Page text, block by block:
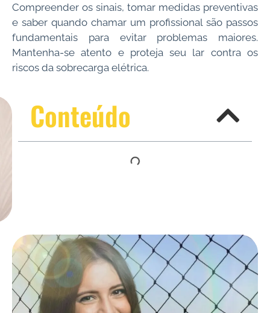
Compreender os sinais, tomar medidas preventivas
e saber quando chamar um profissional são passos
fundamentais para evitar problemas maiores.
Mantenha-se atento e proteja seu lar contra os
riscos da sobrecarga elétrica.
Conteúdo